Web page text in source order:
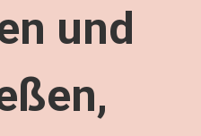
und